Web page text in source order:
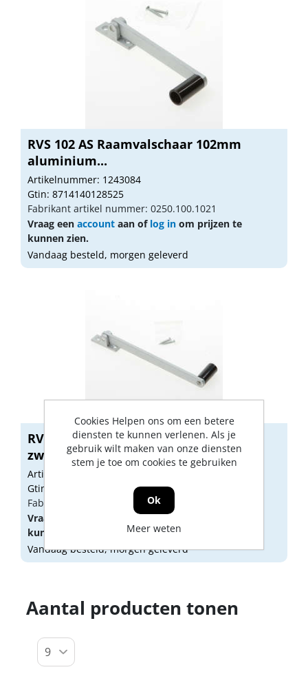
RVS 102 AS Raamvalschaar 102mm
aluminium...
Artikelnummer: 1243084
Gtin: 8714140128525
Fabrikant artikel nummer: 0250.100.1021
Vraag een account aan of log in om prijzen te
kunnen zien.
Vandaag besteld, morgen geleverd
RVS 152 AS Raamvalschaar 152mm
zwarte ro...
Artikelnummer: 1243083
Gtin: 8714140128556
Fabrikant artikel nummer: 0250.100.1521
Vraag een
aan oflog in
kunnen zien.
Vandaag besteld, morgen geleverd
Aantal producten tonen
Cookies Helpen ons om een betere
diensten te kunnen verlenen. Als je
gebruik wilt maken van onze diensten
stem je toe om cookies te gebruiken
Ok
Meer weten